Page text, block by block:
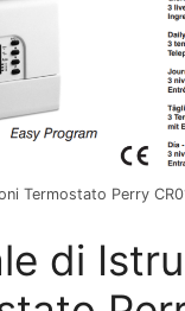
Termostato Perry
di